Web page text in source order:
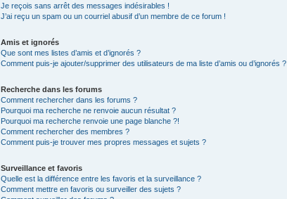
Je reçois sans arrêt des messages indésirables !
J’ai reçu un spam ou un courriel abusif d’un membre de ce forum !
Amis et ignorés
Que sont mes listes d’amis et d’ignorés ?
Comment puis-je ajouter/supprimer des utilisateurs de ma liste d’amis ou d’ignorés ?
Recherche dans les forums
Comment rechercher dans les forums ?
Pourquoi ma recherche ne renvoie aucun résultat ?
Pourquoi ma recherche renvoie une page blanche ?!
Comment rechercher des membres ?
Comment puis-je trouver mes propres messages et sujets ?
Surveillance et favoris
Quelle est la différence entre les favoris et la surveillance ?
Comment mettre en favoris ou surveiller des sujets ?